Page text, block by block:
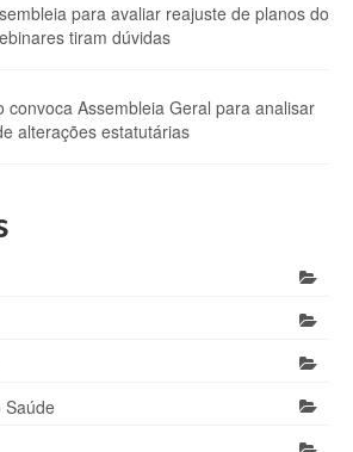
para avaliar reajuste de planos do
tiram dúvidas
convoca Assembleia Geral para analisar
alterações estatutárias
Saúde